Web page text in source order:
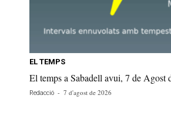
EL TEMPS
El temps a Sabadell avui, 7 de Agost
Redacció - 7 d'agost de 2026